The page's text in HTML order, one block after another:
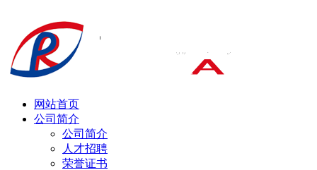
网站首页
公司简介
公司简介
人才招聘
荣誉证书